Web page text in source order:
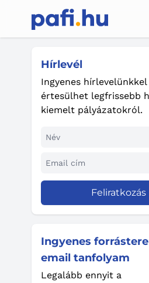
Hírlevél
Ingyenes hírlevelünkkel
értesülhet legfrissebb
kiemelt pályázatokról.
Feliratkozás
Ingyenes
email tanfolyam
Legalább ennyit a